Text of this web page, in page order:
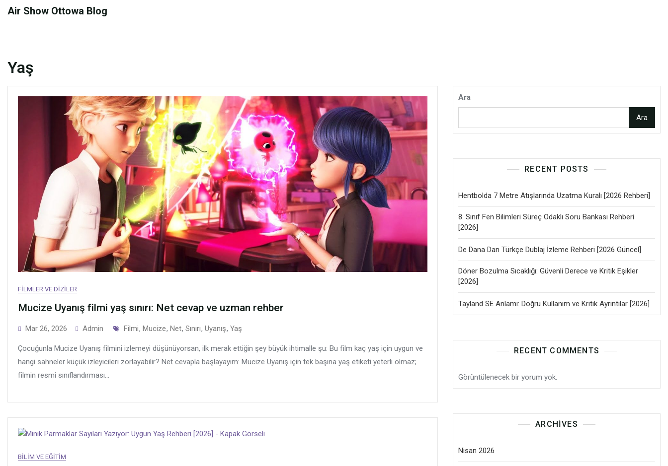
SkipAir Show Ottowa Blog
Yaş
FILMLER VE DIZILER
Mucize Uyanış filmi yaş sınırı: Net cevap ve uzman rehber
Mar 26, 2026 Admin Tags
Filmi, Mucize, Net, Sınırı, Uyanış, Yaş
Çocuğunla Mucize Uyanış filmini izlemeyi düşünüyorsan, ilk merak ettiğin şey büyük ihtimalle şu: Bu film kaç yaş için uygun ve
hangi sahneler küçük izleyicileri zorlayabilir? Net cevapla başlayayım: Mucize Uyanış için tek başına yaş etiketi yeterli olmaz;
filmin resmi sınıflandırması...
BILIM VE EĞITIM
Ara
Ara
RECENT POSTS
Hentbolda 7 Metre Atışlarında Uzatma Kuralı [2026 Rehberi]
8. Sınıf Fen Bilimleri Süreç Odaklı Soru Bankası Rehberi
[2026]
De Dana Dan Türkçe Dublaj İzleme Rehberi [2026 Güncel]
Döner Bozulma Sıcaklığı: Güvenli Derece ve Kritik Eşikler
[2026]
Tayland SE Anlamı: Doğru Kullanım ve Kritik Ayrıntılar [2026]
RECENT COMMENTS
Görüntülenecek bir yorum yok.
ARCHIVES
Nisan 2026